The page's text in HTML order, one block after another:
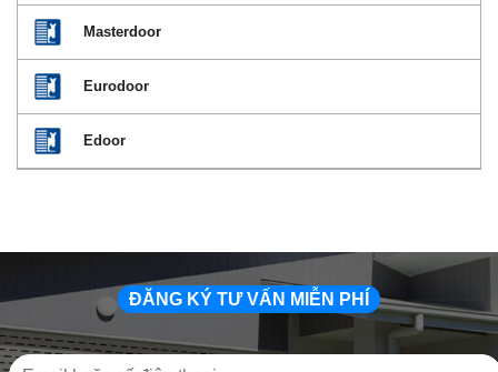
Masterdoor
Eurodoor
Edoor
ĐĂNG KÝ TƯ VẤN MIỄN PHÍ